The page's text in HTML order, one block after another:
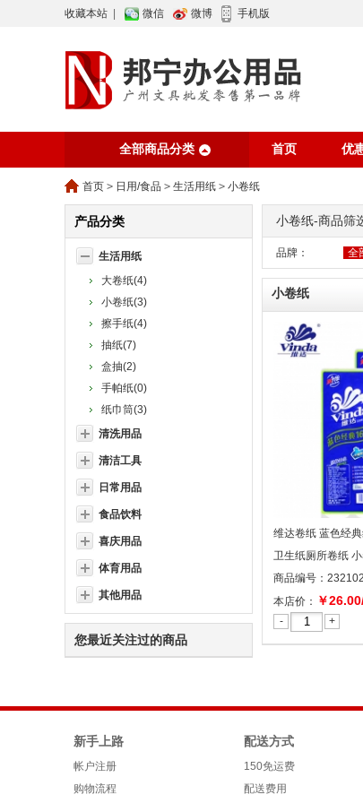
收藏本站 微信 微博 手机版
全部商品分类 首页 优
首页 > 日用/食品 > 生活用纸 > 小卷纸
产品分类
生活用纸
大卷纸(4)
小卷纸(3)
擦手纸(4)
抽纸(7)
盒抽(2)
手帕纸(0)
纸巾筒(3)
清洗用品
清洁工具
日常用品
食品饮料
喜庆用品
体育用品
其他用品
您最近关注过的商品
小卷纸-商品筛
品牌： 全
小卷纸
维达卷纸 蓝色经
卫生纸厕所卷纸
商品编号：232102
本店价： ￥
- +
新手上路
帐户注册
购物流程
配送方式
150免运费
配送费用